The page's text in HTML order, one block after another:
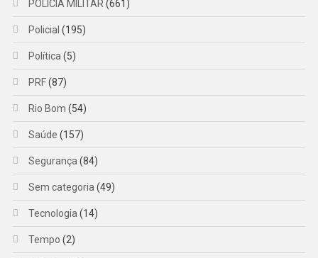
POLICIA MILITAR (661)
Policial (195)
Política (5)
PRF(87)
Rio Bom (54)
Saúde (157)
Segurança (84)
Sem categoria (49)
Tecnologia (14)
Tempo (2)